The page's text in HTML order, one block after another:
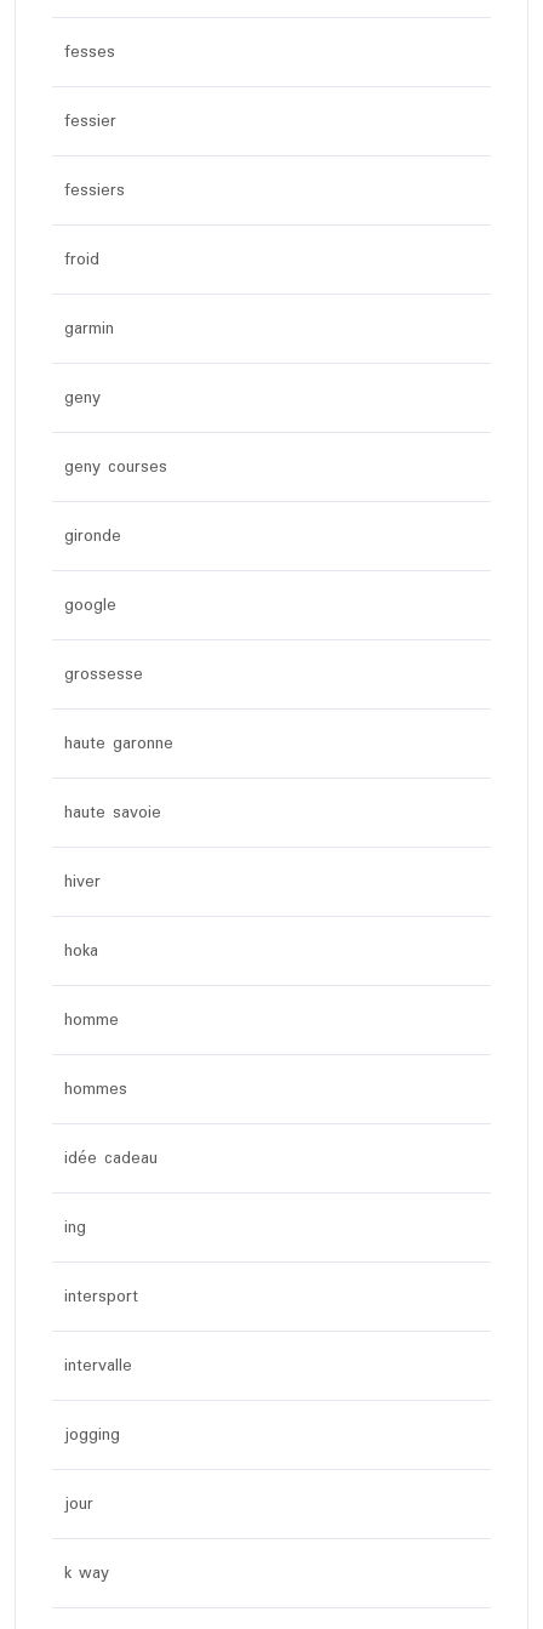
fesses
fessier
fessiers
froid
garmin
geny
geny courses
gironde
google
grossesse
haute garonne
haute savoie
hiver
hoka
homme
hommes
idée cadeau
ing
intersport
intervalle
jogging
jour
k way